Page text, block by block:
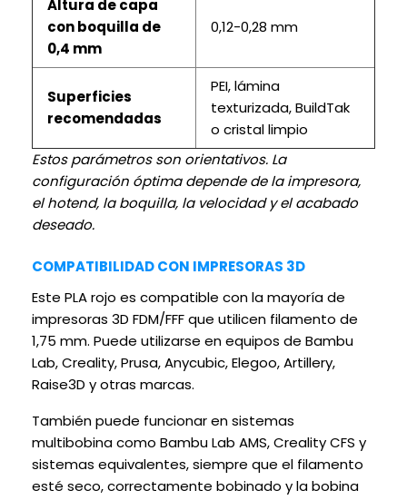
Altura de capa
con boquilla de
0,4 mm
0,12-0,28 mm
Superficies
recomendadas
PEI, lámina
texturizada, BuildTak
o cristal limpio
Estos parámetros son orientativos. La
configuración óptima depende de la impresora,
el hotend, la boquilla, la velocidad y el acabado
deseado.
COMPATIBILIDAD CON IMPRESORAS 3D
Este PLA rojo es compatible con la mayoría de
impresoras 3D FDM/FFF que utilicen filamento de
1,75 mm. Puede utilizarse en equipos de Bambu
Lab, Creality, Prusa, Anycubic, Elegoo, Artillery,
Raise3D y otras marcas.
También puede funcionar en sistemas
multibobina como Bambu Lab AMS, Creality CFS y
sistemas equivalentes, siempre que el filamento
esté seco, correctamente bobinado y la bobina